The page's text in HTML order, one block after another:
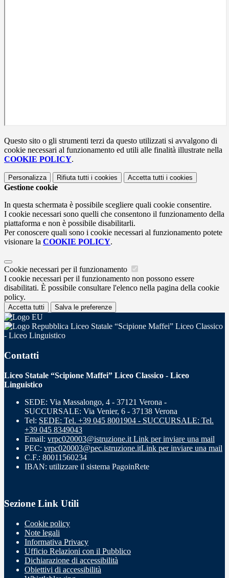
Questo sito o gli strumenti terzi da questo utilizzati si avvalgono di
cookie necessari al funzionamento ed utili alle finalità illustrate nella
COOKIE POLICY.
Personalizza Rifiuta tutti i cookies Accetta tutti i cookies
Gestione cookie
In questa schermata è possibile scegliere quali cookie consentire.
I cookie necessari sono quelli che consentono il funzionamento della
piattaforma e non è possibile disabilitarli.
Per conoscere quali sono i cookie necessari al funzionamento potete
visionare la COOKIE POLICY.
Cookie necessari per il funzionamento
I cookie necessari per il funzionamento non possono essere
disabilitati. È possibile consultare l'elenco nella pagina della cookie
policy.
Accetta tutti Salva le preferenze
Liceo Statale “Scipione Maffei” Liceo Classico
- Liceo Linguistico
Contatti
Liceo Statale “Scipione Maffei” Liceo Classico - Liceo
Linguistico
SEDE: Via Massalongo, 4 - 37121 Verona -
SUCCURSALE: Via Venier, 6 - 37138 Verona
Tel: SEDE: Tel. +39 045 8001904 - SUCCURSALE: Tel.
+39 045 8349043
Email: vrpc020003@istruzione.it Link per inviare una mail
PEC: vrpc020003@pec.istruzione.itLink per inviare una mail
C.F.: 80011560234
IBAN: utilizzare il sistema PagoinRete
Sezione Link Utili
Cookie policy
Note legali
Informativa Privacy
Ufficio Relazioni con il Pubblico
Dichiarazione di accessibilità
Obiettivi di accessibilità